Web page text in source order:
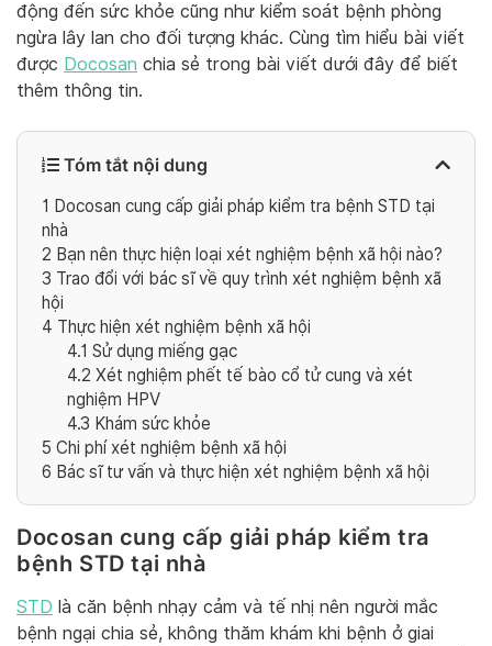
động đến sức khỏe cũng như kiểm soát bệnh phòng
ngừa lây lan cho đối tượng khác. Cùng tìm hiểu bài viết
được Docosan chia sẻ trong bài viết dưới đây để biết
thêm thông tin.
Tóm tắt nội dung
1 Docosan cung cấp giải pháp kiểm tra bệnh STD tại
nhà
2 Bạn nên thực hiện loại xét nghiệm bệnh xã hội nào?
3 Trao đổi với bác sĩ về quy trình xét nghiệm bệnh xã
hội
4 Thực hiện xét nghiệm bệnh xã hội
4.1 Sử dụng miếng gạc
4.2 Xét nghiệm phết tế bào cổ tử cung và xét
nghiệm HPV
4.3 Khám sức khỏe
5 Chi phí xét nghiệm bệnh xã hội
6 Bác sĩ tư vấn và thực hiện xét nghiệm bệnh xã hội
Docosan cung cấp giải pháp kiểm tra
bệnh STD tại nhà
STD là căn bệnh nhạy cảm và tế nhị nên người mắc
bệnh ngại chia sẻ, không thăm khám khi bệnh ở giai